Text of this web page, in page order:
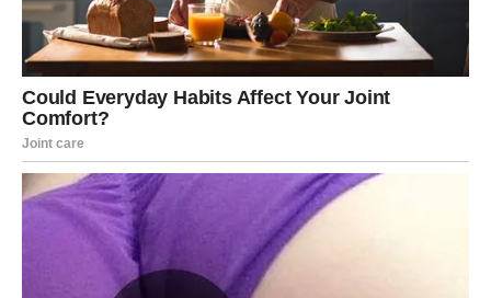
Poslije mnogo tuge dolazi osjećaj sigurnosti, ljubavi i
unutrašnjeg mira.
Sudbina vam vraća vjeru u bolje dane
Pred vama su trenuci puni topline i sreće.
Sreća poslije dugog čekanja sada dolazi mnogim
znakovima Zodijaka, ali posebno će je osjetiti Rakovi,
Lavovi i Jarčevi kojima zvijezde donose vijest koja može
potpuno promijeniti njihov život.